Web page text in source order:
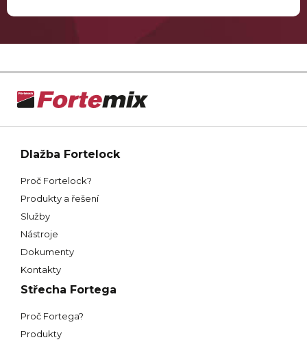
Dlažba Fortelock
Proč Fortelock?
Produkty a řešení
Služby
Nástroje
Dokumenty
Kontakty
Střecha Fortega
Proč Fortega?
Produkty